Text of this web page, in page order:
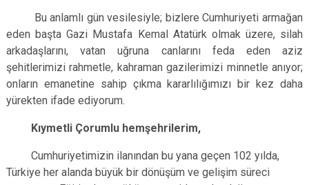
Bu anlamlı gün vesilesiyle; bizlere Cumhuriyeti armağan
eden başta Gazi Mustafa Kemal Atatürk olmak üzere, silah
arkadaşlarını, vatan uğruna canlarını feda eden aziz
şehitlerimizi rahmetle, kahraman gazilerimizi minnetle anıyor;
onların emanetine sahip çıkma kararlılığımızı bir kez daha
yürekten ifade ediyorum.
Kıymetli Çorumlu hemşehrilerim,
Cumhuriyetimizin ilanından bu yana geçen 102 yılda,
Türkiye her alanda büyük bir dönüşüm ve gelişim süreci